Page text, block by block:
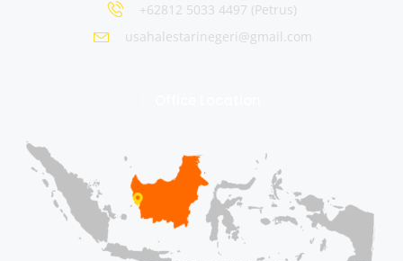
+62812 5033 4497 (Petrus)
usahalestarinegeri@gmail.com